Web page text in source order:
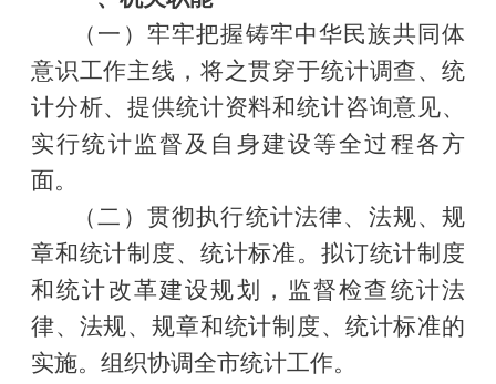
（一）牢牢把握铸牢中华民族共同体
意识工作主线，将之贯穿于统计调查、统
计分析、提供统计资料和统计咨询意见、
实行统计监督及自身建设等全过程各方
面。
（二）贯彻执行统计法律、 法规、规
章和统计制度、统计标准。拟订统计制度
和统计改革建设规划，监督检查统计法
律、法规、规章和统计制度、统计标准的
实施。组织协调全市统计工作。